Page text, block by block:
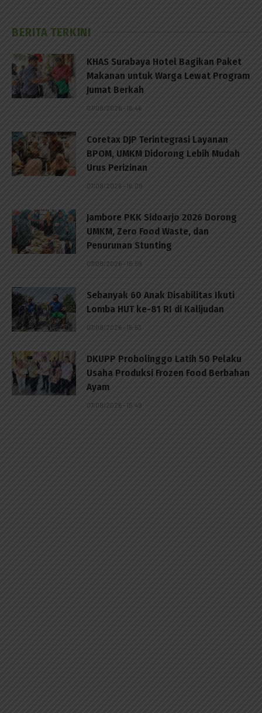
BERITA TERKINI
KHAS Surabaya Hotel Bagikan Paket
Makanan untuk Warga Lewat Program
Jumat Berkah
07/08/2026 - 16:46
Coretax DJP Terintegrasi Layanan
BPOM, UMKM Didorong Lebih Mudah
Urus Perizinan
07/08/2026 - 16:09
Jambore PKK Sidoarjo 2026 Dorong
UMKM, Zero Food Waste, dan
Penurunan Stunting
07/08/2026 - 15:59
Sebanyak 60 Anak Disabilitas Ikuti
Lomba HUT ke-81 RI di Kalijudan
07/08/2026 - 15:53
DKUPP Probolinggo Latih 50 Pelaku
Usaha Produksi Frozen Food Berbahan
Ayam
07/08/2026 - 15:49